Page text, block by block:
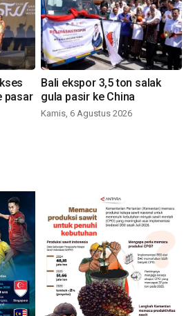
pasar
Bali ekspor 3,5 ton salak
gula pasir ke China
Kamis, 6 Agustus 2026